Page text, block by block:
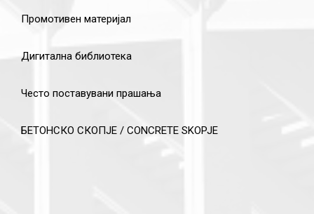
Промотивен материјал
Дигитална библиотека
Често поставувани прашања
БЕТОНСКО СКОПЈЕ / CONCRETE SKOPJE